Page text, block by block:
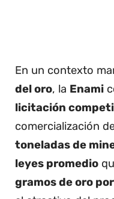
En un contexto
del oro, la Enami
licitación
comercialización
toneladas de
leyes promedio
gramos de oro